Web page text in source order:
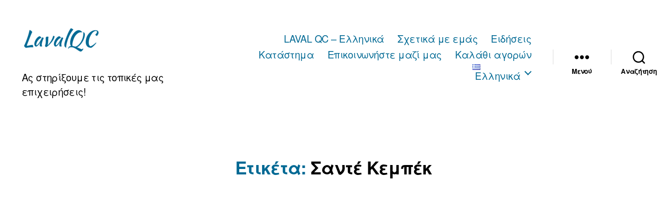
QC
Ας στηρίξουμε τις τοπικές μας
επιχειρήσεις!
LAVAL QC – Ελληνικά Σχετικά με εμάς
Ειδήσεις
Κατάστημα
Επικοινωνήστε μαζί μας
Καλάθι αγορών
Ελληνικά
Μενού Αναζήτηση
Ετικέτα: Σαντέ Κεμπέκ